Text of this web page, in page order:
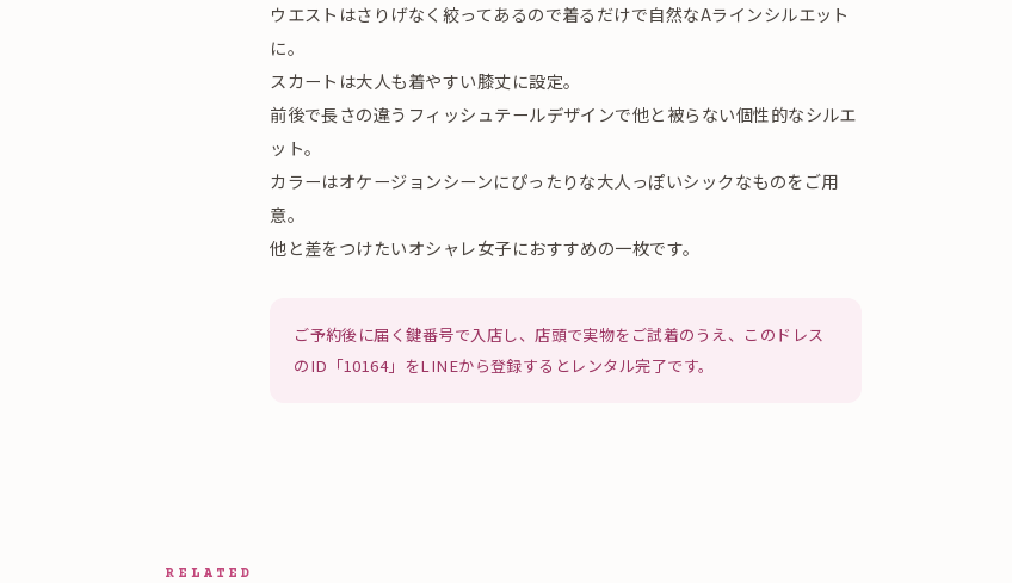
ウエストはさりげなく絞ってあるので着るだけで自然なAラインシルエット
に。
スカートは大人も着やすい膝丈に設定。
前後で長さの違うフィッシュテールデザインで他と被らない個性的なシルエ
ット。
カラーはオケージョンシーンにぴったりな大人っぽいシックなものをご用
意。
他と差をつけたいオシャレ女子におすすめの一枚です。
ご予約後に届く鍵番号で入店し、店頭で実物をご試着のうえ、このドレス
のID「10164」をLINEから登録するとレンタル完了です。
RELATED